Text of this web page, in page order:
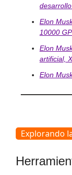
Elon
10000
Elon
artificial,
Elon
Explorando